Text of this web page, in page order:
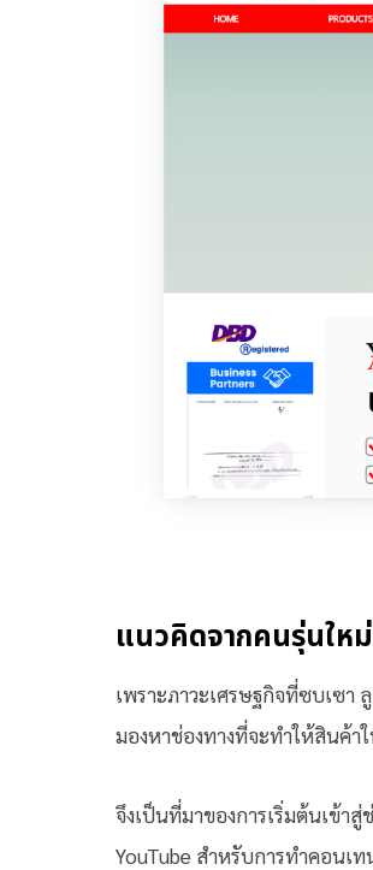
แนวคิดจากคนรุ่นให
เพราะภาวะเศรษฐกิจที่ซบเซา
มองหาช่องทางที่จะทำให้สินค้า
จึงเป็นที่มาของการเริ่มต้นเข้า
YouTube สำหรับการทำคอนเ